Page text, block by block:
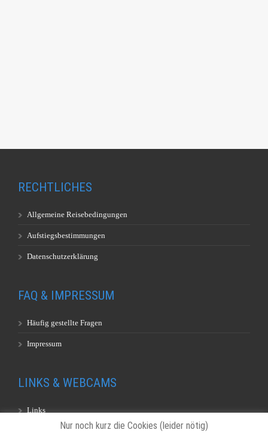
RECHTLICHES
Allgemeine Reisebedingungen
Aufstiegsbestimmungen
Datenschutzerklärung
FAQ & IMPRESSUM
Häufig gestellte Fragen
Impressum
LINKS & WEBCAMS
Links
Nur noch kurz die Cookies (leider nötig)